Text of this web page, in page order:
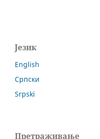
Језик
English
Српски
Srpski
Претраживање